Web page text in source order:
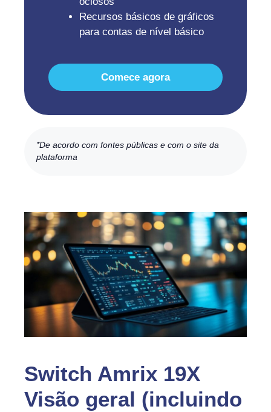
Recursos básicos de gráficos
para contas de nível básico
Comece agora
*De acordo com fontes públicas e com o site da
plataforma
Switch Amrix 19X
Visão geral (incluindo